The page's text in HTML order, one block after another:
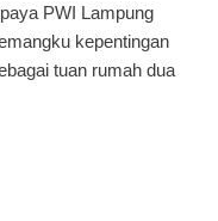
PWI Lampung
kepentingan
tuan rumah dua